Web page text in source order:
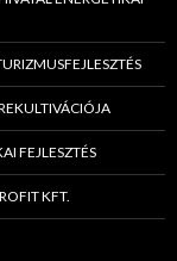
FEJLESZTÉS
KFT.